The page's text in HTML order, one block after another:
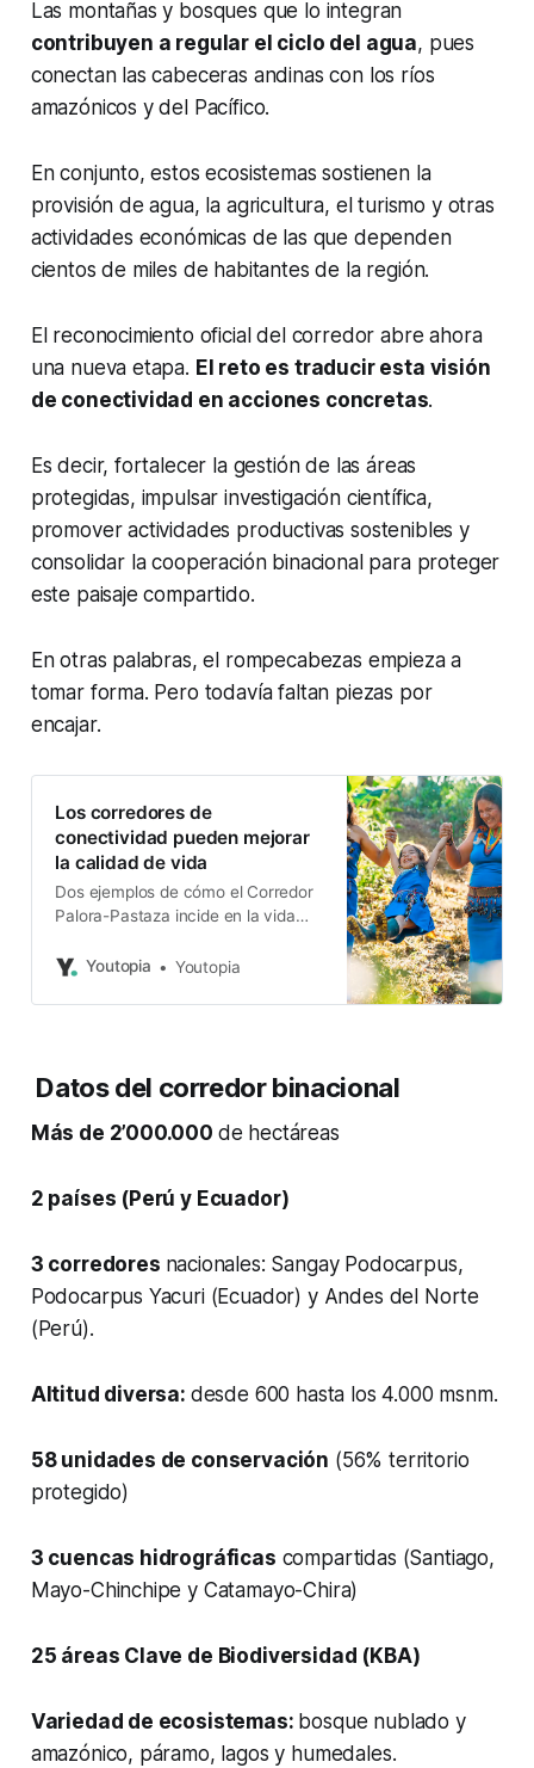
Las montañas y bosques que lo integran
contribuyen a regular el ciclo del agua, pues
conectan las cabeceras andinas con los ríos
amazónicos y del Pacífico.
En conjunto, estos ecosistemas sostienen la
provisión de agua, la agricultura, el turismo y otras
actividades económicas de las que dependen
cientos de miles de habitantes de la región.
El reconocimiento oficial del corredor abre ahora
una nueva etapa. El reto es traducir esta visión
de conectividad en acciones concretas.
Es decir, fortalecer la gestión de las áreas
protegidas, impulsar investigación científica,
promover actividades productivas sostenibles y
consolidar la cooperación binacional para proteger
este paisaje compartido.
En otras palabras, el rompecabezas empieza a
tomar forma. Pero todavía faltan piezas por
encajar.
Los corredores de
conectividad pueden mejorar
la calidad de vida
Dos ejemplos de cómo el Corredor
Palora-Pastaza incide en la vida
Shuar de Chiwias y Kichwa de
Youtopia Youtopia
Datos del corredor binacional
Más de 2’000.000 de hectáreas​
2 países (Perú y Ecuador)
3 corredores nacionales​: Sangay Podocarpus,
Podocarpus Yacuri (Ecuador) y Andes del Norte
(Perú).
Altitud diversa: desde 600 hasta los 4.000 msnm.
58 unidades de conservación (56% territorio
protegido)​
3 cuencas hidrográficas compartidas (Santiago,
Mayo-Chinchipe y Catamayo-Chira)
25 áreas Clave de Biodiversidad (KBA)
Variedad de ecosistemas: bosque nublado y
amazónico, páramo, lagos y humedales.